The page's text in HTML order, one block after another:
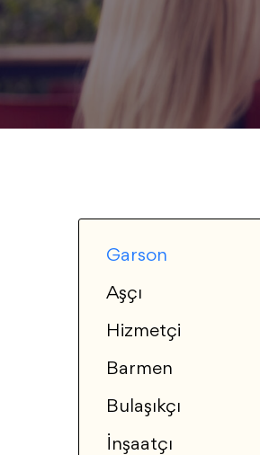
Garson
Aşçı
Hizmetçi
Barmen
Bulaşıkçı
İnşaatçı